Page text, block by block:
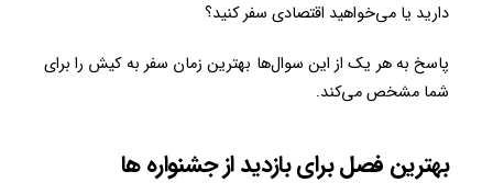
دارید یا می‌خواهید اقتصادی سفر کنید؟
پاسخ به هر یک از این سوال‌ها بهترین زمان سفر به کیش را برای
شما مشخص می‌کند.
بهترین فصل برای بازدید از جشنواره ها